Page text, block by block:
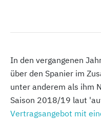
In den vergangenen
über den Spanier im
unter anderem als ihm
Saison 2018/19 laut
Vertragsangebot mit